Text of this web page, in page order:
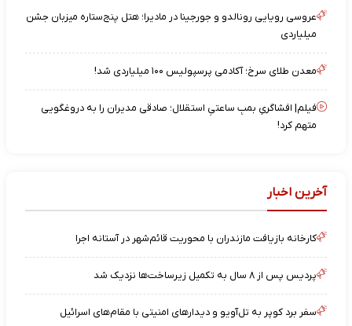
عروسی رویایی رونالدو و جورجینا در مادیرا؛ هتل پنج‌ستاره میزبان جشن
میلیاردی
معدن طلای سرخ؛ آکادمی پرسپولیس ۱۰۰ میلیاردی شد!
فیلم| افشاگریِ بمبِ ساعتیِ استقلال؛ صادقی مدیران را به دروغگویی
متهم کرد!
آخرین اخبار
کارخانه بازیافت مازندران با محوریت قائم‌شهر در آستانه اجرا
پردیس پس از ۸ سال به تکمیل زیرساخت‌ها نزدیک شد
سفر برد کوپر به تل‌آویو و دیدارهای امنیتی با مقام‌های اسرائیل